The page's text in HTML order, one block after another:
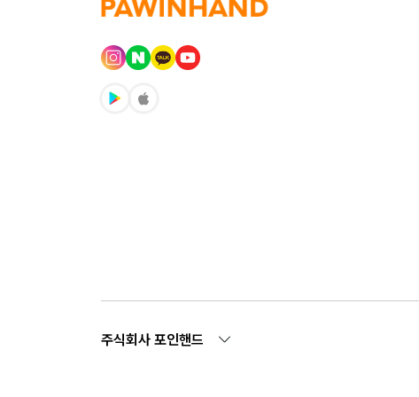
주식회사 포인핸드